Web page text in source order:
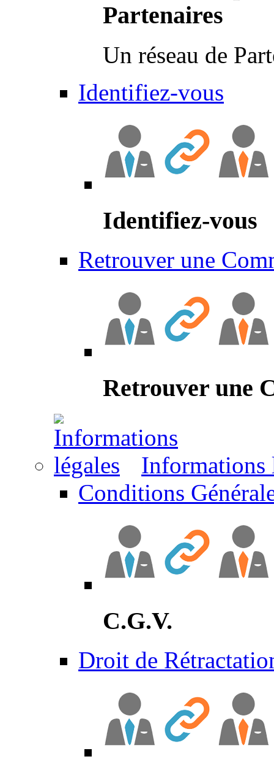
Partenaires
Un réseau de
Identifiez-vous
Identifiez-vous
Retrouver une
Retrouver une
Informations
Conditions
C.G.V.
Droit de